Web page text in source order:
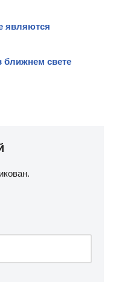
являются
ближнем свете